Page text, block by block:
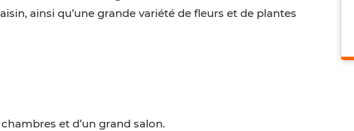
ainsi qu’une grande variété de fleurs et de plantes
et d’un grand salon.